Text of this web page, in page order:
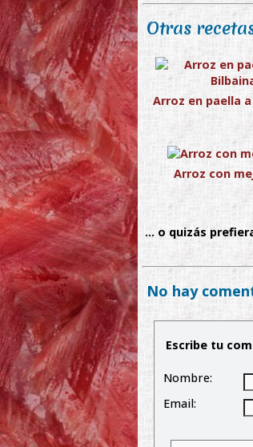
Otras
Arroz en paella
Arroz con
... o quizás
No hay
Escribe tu
Nombre:
Email: